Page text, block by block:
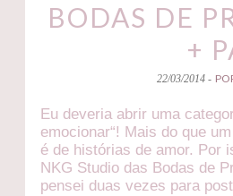
BODAS DE
+
22/03/2014 -
Eu deveria abrir uma
emocionar“! Mais do que
é de histórias de amor. Por
NKG Studio das Bodas de
pensei duas vezes para